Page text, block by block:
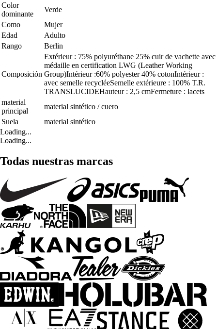
Color
dominante
Verde
Como
Mujer
Edad
Adulto
Rango
Berlin
Composición
Extérieur : 75% polyuréthane 25% cuir de vachette avec
médaille en certification LWG (Leather Working
Group)Intérieur :60% polyester 40% cotonIntérieur :
avec semelle recycléeSemelle extérieure : 100% T.R.
TRANSLUCIDEHauteur : 2,5 cmFermeture : lacets
material
principal
material sintético / cuero
Suela
material sintético
Loading...
Loading...
Todas nuestras marcas